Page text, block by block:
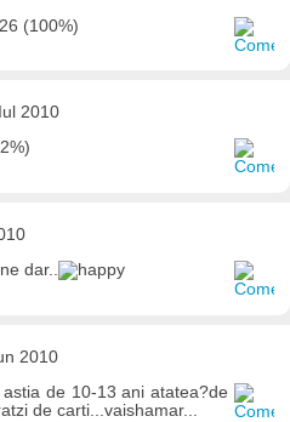
(100%)
2010
dar..
2010
de 10-13 ani atatea?de
de carti...vaishamar...